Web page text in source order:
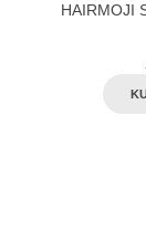
HAIRMOJI